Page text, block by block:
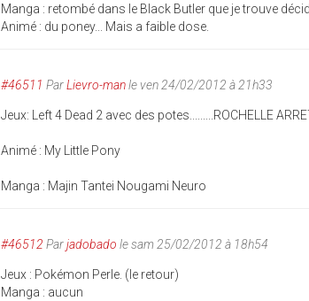
Manga : retombé dans le Black Butler que je trouve
Animé : du poney... Mais a faible dose.
#46511 ParLievro-manle ven 24/02/2012 à 21h33
Jeux: Left 4 Dead 2 avec des potes.........ROCHELLE
Animé : My Little Pony
Manga : Majin Tantei Nougami Neuro
#46512 Parjadobado le sam 25/02/2012 à 18h54
Jeux : Pokémon Perle. (le retour)
Manga : aucun